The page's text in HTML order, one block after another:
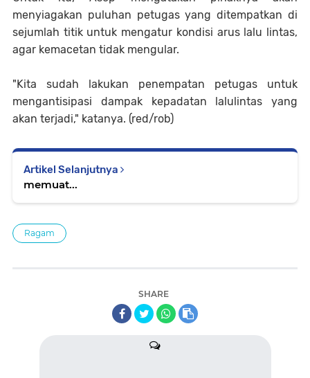
menyiagakan puluhan petugas yang ditempatkan di
sejumlah titik untuk mengatur kondisi arus lalu lintas,
agar kemacetan tidak mengular.
"Kita sudah lakukan penempatan petugas untuk
mengantisipasi dampak kepadatan lalulintas yang
akan terjadi," katanya. (red/rob)
Artikel Selanjutnya
memuat...
Ragam
SHARE